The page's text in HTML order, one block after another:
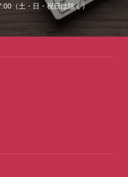
（土・日・祝日は除く）